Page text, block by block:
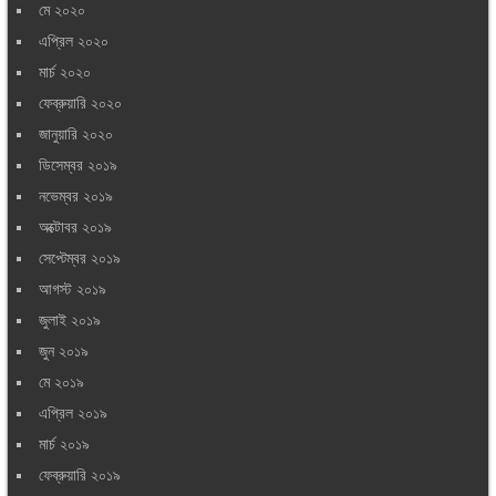
মে ২০২০
এপ্রিল ২০২০
মার্চ ২০২০
ফেব্রুয়ারি ২০২০
জানুয়ারি ২০২০
ডিসেম্বর ২০১৯
নভেম্বর ২০১৯
অক্টোবর ২০১৯
সেপ্টেম্বর ২০১৯
আগস্ট ২০১৯
জুলাই ২০১৯
জুন ২০১৯
মে ২০১৯
এপ্রিল ২০১৯
মার্চ ২০১৯
ফেব্রুয়ারি ২০১৯